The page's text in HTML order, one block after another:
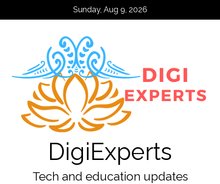
Sunday, Aug 9, 2026
DigiExperts
Tech and education updates